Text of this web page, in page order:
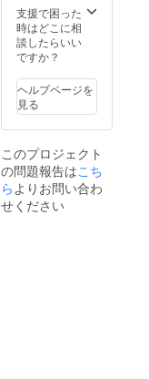
ロッコ
リー・
ミズ
ナ・ト
ピーマ
ン・シ
シトウ
など
種類植
え付け
可能で
す。 要
望野菜
可能野
菜 ダイ
コン・
ニンジ
キャベ
ツ・コ
マツ
ナ・ホ
ソウ・
チンゲ
ンサ
イ・
キュウ
支援で困った
時はどこに相
談したらいい
ですか？
ヘルプページを
見る
このプロジェクト
の問題報告はこち
ら よりお問い合わ
せください